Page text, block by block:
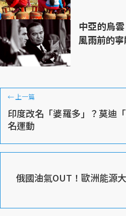
中亞的烏
風雨前的寧
←上一篇
印度改名「婆羅多」？莫迪
名運動
俄國油氣OUT！歐洲能源